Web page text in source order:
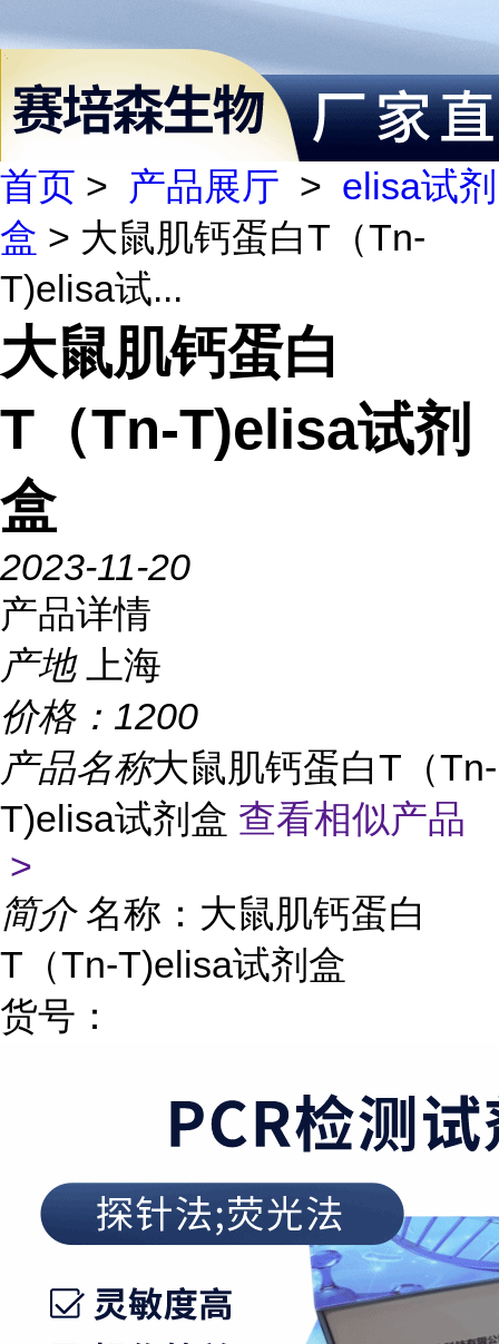
首页 > 产品展厅 > elisa试剂
盒 > 大鼠肌钙蛋白T（Tn-
T)elisa试...
大鼠肌钙蛋白
T（Tn-T)elisa试剂
盒
2023-11-20
产品详情
产地
上海
价格： 1200
产品名称大鼠肌钙蛋白T（Tn-
T)elisa试剂盒 查看相似产品
>
简介 名称：大鼠肌钙蛋白
T（Tn-T)elisa试剂盒
货号：